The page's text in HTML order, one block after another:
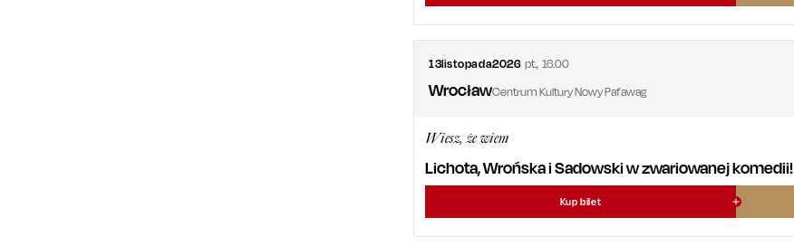
13listopada2026 pt.,16.00
WrocławCentrum Kultury Nowy Pafawag
Wiesz, że wiem
Lichota, Wrońska i Sadowski w zwariowanej komedii!
Kup bilet